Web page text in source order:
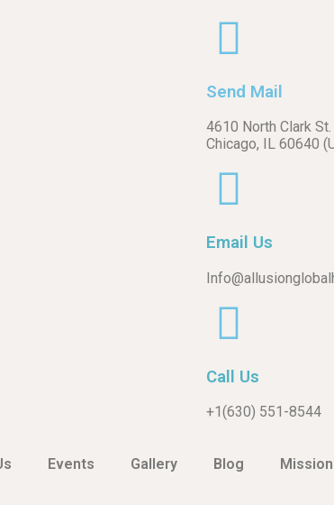
Send Mail
4610 North Clark
Chicago, IL 60640
Email Us
Call Us
+1(630) 551-8544
Events Gallery Blog Mission